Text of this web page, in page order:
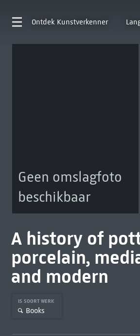
Ontdek Kunstverkenner
Geen omslagfoto
beschikbaar
A history of
porcelain,
and modern
IS SOORT WERK
Books